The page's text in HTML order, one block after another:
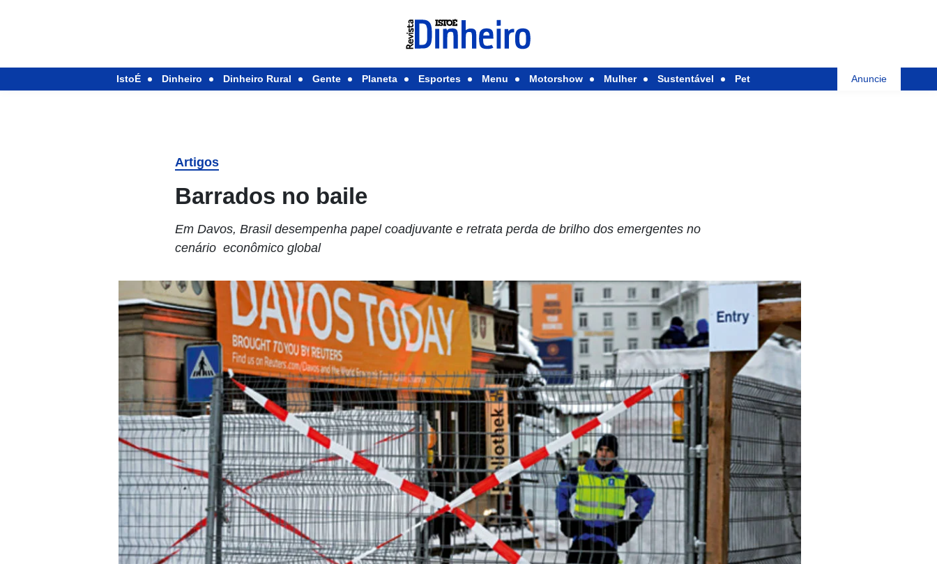
IstoÉ Dinheiro Dinheiro Rural Gente Planeta Esportes Menu Motorshow Mulher Sustentável Pet Anuncie
Artigos
Barrados no baile
Em Davos, Brasil desempenha papel coadjuvante e retrata perda de brilho dos emergentes no
cenário econômico global